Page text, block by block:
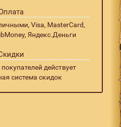
Visa, MasterCard,
Яндекс.Деньги
действует
система скидок